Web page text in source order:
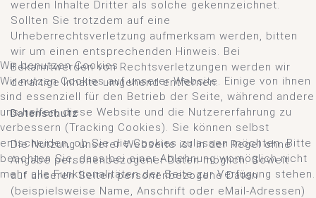
werden Inhalte Dritter als solche gekennzeichnet.
Sollten Sie trotzdem auf eine
Urheberrechtsverletzung aufmerksam werden, bitten
wir um einen entsprechenden Hinweis. Bei
Bekanntwerden von Rechtsverletzungen werden wir
derartige Inhalte umgehend entfernen.
Datenschutz
Die Nutzung unserer Webseite ist in der Regel ohne
Angabe personenbezogener Daten möglich. Soweit
auf unseren Seiten personenbezogene Daten
(beispielsweise Name, Anschrift oder eMail-Adressen)
Wir benutzen Cookies
Wir nutzen Cookies auf unserer Website. Einige von ihnen
sind essenziell für den Betrieb der Seite, während andere
uns helfen, diese Website und die Nutzererfahrung zu
verbessern (Tracking Cookies). Sie können selbst
entscheiden, ob Sie die Cookies zulassen möchten. Bitte
beachten Sie, dass bei einer Ablehnung womöglich nicht
mehr alle Funktionalitäten der Seite zur Verfügung stehen.